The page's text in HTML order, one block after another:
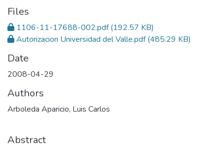
Files
1106-11-17688-002.pdf(192.57 KB)
Autorizacion Universidad del Valle.pdf(485.29 KB)
Date
2008-04-29
Authors
Arboleda Aparicio, Luis Carlos
Abstract